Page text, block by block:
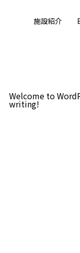
施設紹介
Welcome to
writing!